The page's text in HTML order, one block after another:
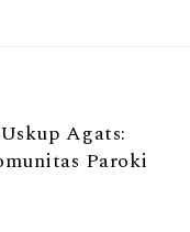
Agats:
Paroki